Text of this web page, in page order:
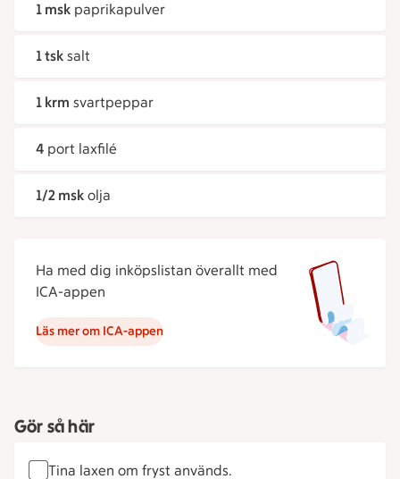
1 msk paprikapulver
1 tsk salt
1 krm svartpeppar
4 port laxfilé
1/2 msk olja
Ha med dig inköpslistan överallt med
ICA-appen
Läs mer om ICA-appen
Gör så här
Tina laxen om fryst används.